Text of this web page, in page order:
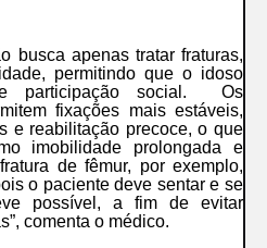
busca apenas tratar fraturas,
permitindo que o idoso
e participação social. Os
fixações mais estáveis,
e reabilitação precoce, o que
imobilidade prolongada e
de fêmur, por exemplo,
o paciente deve sentar e se
possível, a fim de evitar
comenta o médico.